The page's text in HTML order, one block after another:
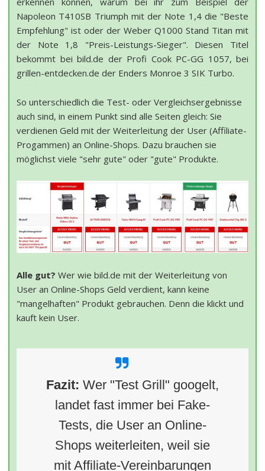
Napoleon T410SB Triumph mit der Note 1,4 die "Beste
Empfehlung" ist oder der Weber Q1000 Stand Titan mit
der Note 1,8 "Preis-Leistungs-Sieger". Diesen Titel
bekommt bei bild.de der Profi Cook PC-GG 1057, bei
grillen-entdecken.de der Enders Monroe 3 SIK Turbo.
So unterschiedlich die Test- oder Vergleichsergebnisse
auch sind, in einem Punkt sind alle Seiten gleich: Sie
verdienen Geld mit der Weiterleitung der User (Affiliate-
Progammen) an Online-Shops. Dazu brauchen sie
möglichst viele "sehr gute" oder "gute" Produkte.
Alle gut? Wer wie bild.de mit der Weiterleitung von
User an Online-Shops Geld verdient, kann keine
"mangelhaften" Produkt gebrauchen. Denn die klickt und
kauft kein User.
Fazit: Wer "Test Grill" googelt,
landet fast immer bei Fake-
Tests, die User an Online-
Shops weiterleiten, weil sie
mit Affiliate-Vereinbarungen